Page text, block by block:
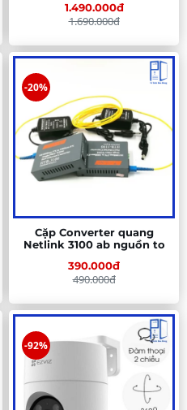
1.490.000đ
1.690.000đ
Cặp Converter quang
Netlink 3100 ab nguồn to
390.000đ
490.000đ
-20%
-92%